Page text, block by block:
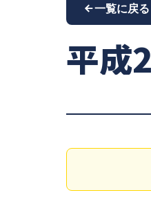
一覧に戻る
平成